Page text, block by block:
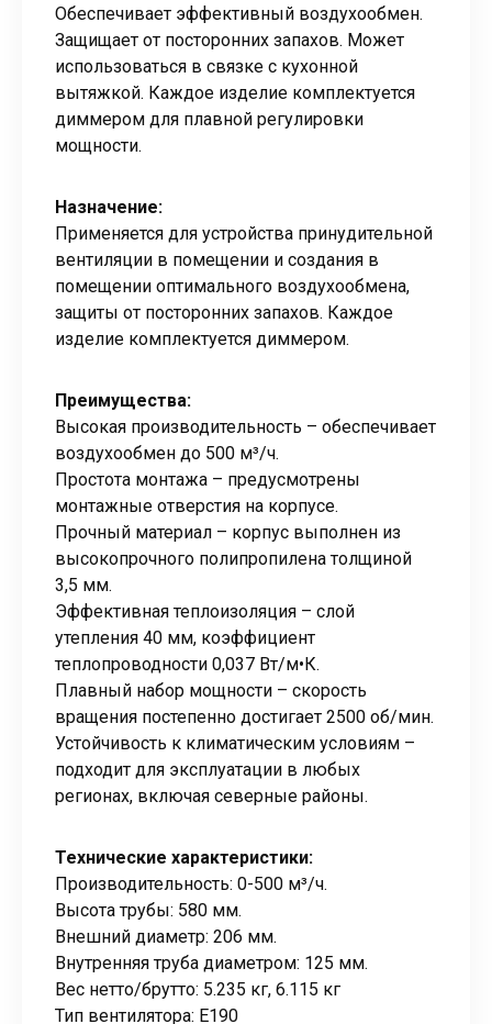
Обеспечивает эффективный воздухообмен.
Защищает от посторонних запахов. Может
использоваться в связке с кухонной
вытяжкой. Каждое изделие комплектуется
диммером для плавной регулировки
мощности.
Назначение:
Применяется для устройства принудительной
вентиляции в помещении и создания в
помещении оптимального воздухообмена,
защиты от посторонних запахов. Каждое
изделие комплектуется диммером.
Преимущества:
Высокая производительность – обеспечивает
воздухообмен до 500 м³/ч.
Простота монтажа – предусмотрены
монтажные отверстия на корпусе.
Прочный материал – корпус выполнен из
высокопрочного полипропилена толщиной
3,5 мм.
Эффективная теплоизоляция – слой
утепления 40 мм, коэффициент
теплопроводности 0,037 Вт/м•К.
Плавный набор мощности – скорость
вращения постепенно достигает 2500 об/мин.
Устойчивость к климатическим условиям –
подходит для эксплуатации в любых
регионах, включая северные районы.
Технические характеристики:
Производительность: 0-500 м³/ч.
Высота трубы: 580 мм.
Внешний диаметр: 206 мм.
Внутренняя труба диаметром: 125 мм.
Вес нетто/брутто: 5.235 кг, 6.115 кг
Тип вентилятора: E190